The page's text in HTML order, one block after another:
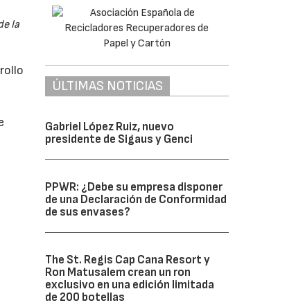
la
ÚLTIMAS NOTICIAS
Gabriel López Ruiz, nuevo
presidente de Sigaus y Genci
PPWR: ¿Debe su empresa disponer
de una Declaración de Conformidad
de sus envases?
The St. Regis Cap Cana Resort y
Ron Matusalem crean un ron
exclusivo en una edición limitada
de 200 botellas